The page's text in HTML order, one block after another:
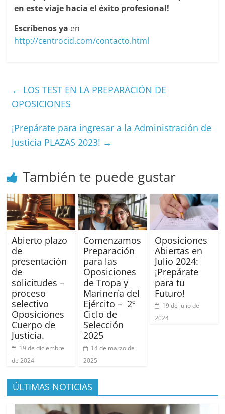
en este viaje hacia el éxito profesional!
Escríbenos ya en
http://centrocid.com/contacto.html
← LOS TEST EN LA PREPARACIÓN DE
OPOSICIONES
¡Prepárate para ingresar a la Administración de
Justicia PLAZAS 2023! →
También te puede gustar
Abierto plazo
de
presentación
de
solicitudes –
proceso
selectivo
Oposiciones
Cuerpo de
Justicia.
19 de diciembre
de 2024
Comenzamos
Preparación
para las
Oposiciones
de Tropa y
Marinería del
Ejército – 2º
Ciclo de
Selección
2025
14 de marzo de
2025
Oposiciones
Abiertas en
Julio 2024:
¡Prepárate
para tu
Futuro!
19 de julio de
2024
ÚLTIMAS NOTICIAS